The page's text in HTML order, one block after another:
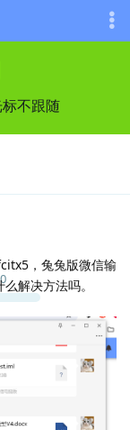
不跟随
0
，兔兔版微信输
解决方法吗。